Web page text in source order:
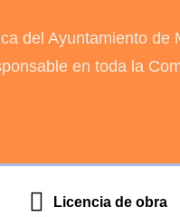
del Ayuntamiento de
en toda la
Licencia de obra